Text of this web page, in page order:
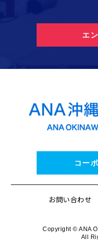
エ
コー
Copyright © ANA
All
お問い合わせ